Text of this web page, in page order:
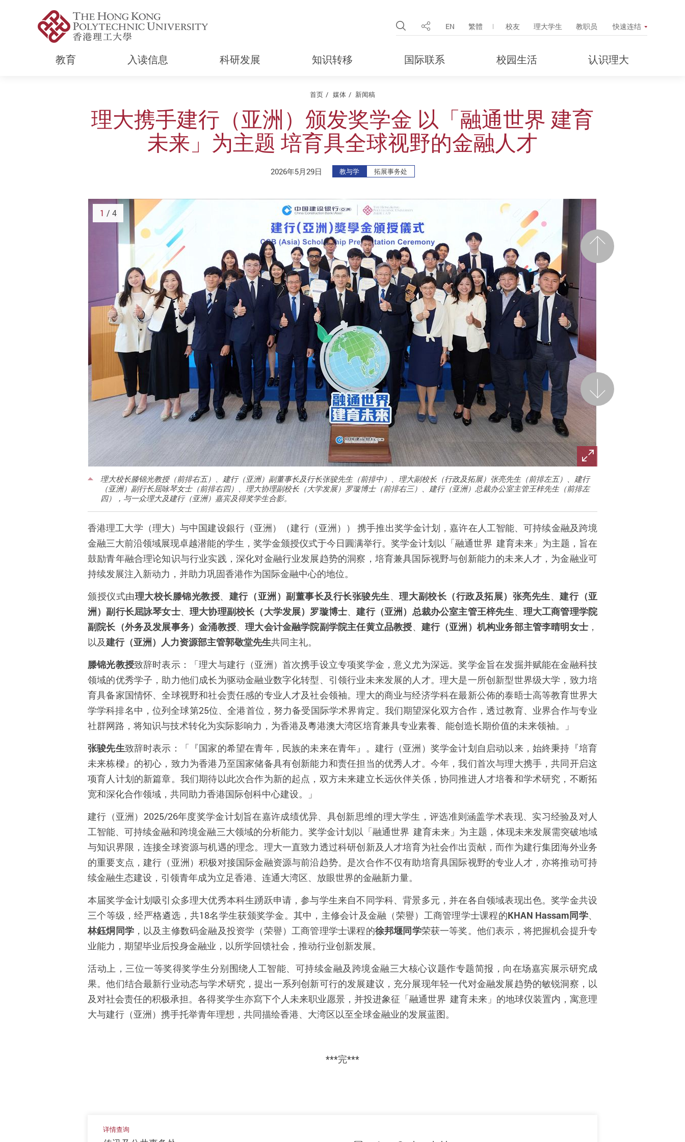
Open Site Search Popup
分享 EN 繁體 校友 理大学生 教职员 快速连结
教育 入读信息 科研发展 知识转移 国际联系 校园生活 认识理大
首页 媒体 新闻稿
理大携手建行（亚洲）颁发奖学金 以「融通世界 建育
未来」为主题 培育具全球视野的金融人才
2026年5月29日 教与学 拓展事务处
前一页
理大校长滕锦光教授（前排右五）、建行（亚洲）副董事长及行长张骏先生（前排中）、理大副校长（行政及拓展）张亮先生（前排左五）、建行
（亚洲）副行长屈咏琴女士（前排右四）、理大协理副校长（大学发展）罗璇博士（前排右三）、建行（亚洲）总裁办公室主管王梓先生（前排左
四），与一众理大及建行（亚洲）嘉宾及得奖学生合影。
后一页
1 / 4
香港理工大学（理大）与中国建设銀行（亚洲）（建行（亚洲）） 携手推出奖学金计划，嘉许在人工智能、可持续金融及跨境
金融三大前沿领域展现卓越潜能的学生，奖学金颁授仪式于今日圓满举行。奖学金计划以「融通世界 建育未来」为主题，旨在
鼓励青年融合理论知识与行业实践，深化对金融行业发展趋势的洞察，培育兼具国际视野与创新能力的未来人才，为金融业可
持续发展注入新动力，并助力巩固香港作为国际金融中心的地位。
颁授仪式由理大校长滕锦光教授、 建行（亚洲）副董事长及行长张骏先生、理大副校长（行政及拓展）张亮先生、建行（亚
洲）副行长屈詠琴女士、理大协理副校长（大学发展）罗璇博士、建行（亚洲）总裁办公室主管王梓先生、 理大工商管理学院
副院长（外务及发展事务）金涌教授、理大会计金融学院副学院主任黄立品教授、 建行（亚洲）机构业务部主管李晴明女士 ，
以及建行（亚洲）人力资源部主管郭敬堂先生共同主礼。
滕锦光教授致辞时表示：「理大与建行（亚洲）首次携手设立专项奖学金，意义尤为深远。奖学金旨在发掘并赋能在金融科技
领域的优秀学子，助力他们成长为驱动金融业数字化转型、引领行业未来发展的人才。理大是一所创新型世界级大学，致力培
育具备家国情怀、全球视野和社会责任感的专业人才及社会领袖。理大的商业与经济学科在最新公佈的泰晤士高等教育世界大
学学科排名中，位列全球第25位、全港首位，努力备受国际学术界肯定。我们期望深化双方合作，透过教育、业界合作与专业
社群网路，将知识与技术转化为实际影响力，为香港及粵港澳大湾区培育兼具专业素養、能创造长期价值的未来领袖。」
张骏先生致辞时表示：「『国家的希望在青年，民族的未来在青年』。建行（亚洲）奖学金计划自启动以来，始終秉持『培育
未来栋樑』的初心，致力为香港乃至国家储备具有创新能力和责任担当的优秀人才。今年，我们首次与理大携手，共同开启这
项育人计划的新篇章。我们期待以此次合作为新的起点，双方未来建立长远伙伴关係，协同推进人才培養和学术研究，不断拓
宽和深化合作领域，共同助力香港国际创科中心建设。」
建行（亚洲）2025/26年度奖学金计划旨在嘉许成绩优异、具创新思维的理大学生，评选准则涵盖学术表现、实习经验及对人
工智能、可持续金融和跨境金融三大领域的分析能力。奖学金计划以「融通世界 建育未来」为主题，体现未来发展需突破地域
与知识界限，连接全球资源与机遇的理念。理大一直致力透过科研创新及人才培育为社会作出贡献，而作为建行集团海外业务
的重要支点，建行（亚洲）积极对接国际金融资源与前沿趋势。是次合作不仅有助培育具国际视野的专业人才，亦将推动可持
续金融生态建设，引领青年成为立足香港、连通大湾区、放眼世界的金融新力量。
本届奖学金计划吸引众多理大优秀本科生踴跃申请，参与学生来自不同学科、背景多元，并在各自领域表现出色。奖学金共设
三个等级，经严格遴选，共18名学生获颁奖学金。其中，主修会计及金融（荣譽）工商管理学士课程的KHAN Hassam同学、
林鈺烔同学，以及主修数码金融及投资学（荣譽）工商管理学士课程的徐邦堰同学荣获一等奖。他们表示，将把握机会提升专
业能力，期望毕业后投身金融业，以所学回馈社会，推动行业创新发展。
活动上，三位一等奖得奖学生分别围绕人工智能、可持续金融及跨境金融三大核心议题作专题简报，向在场嘉宾展示研究成
果。他们结合最新行业动态与学术研究，提出一系列创新可行的发展建议，充分展现年轻一代对金融发展趋势的敏锐洞察，以
及对社会责任的积极承担。各得奖学生亦寫下个人未来职业愿景，并投进象征「融通世界 建育未来」的地球仪装置内，寓意理
大与建行（亚洲）携手托举青年理想，共同描绘香港、大湾区以至全球金融业的发展蓝图。
***完***
详情查询